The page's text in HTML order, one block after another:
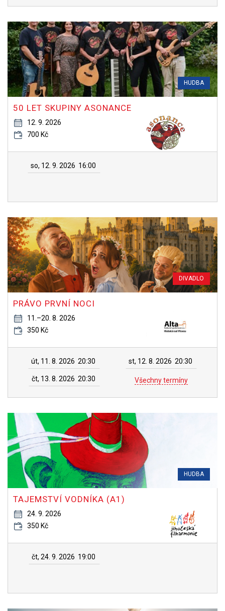
HUDBA
50 LET SKUPINY ASONANCE
12. 9. 2026
700 Kč
so, 12. 9. 2026 16:00
DIVADLO
PRÁVO PRVNÍ NOCI
11.–20. 8. 2026
350 Kč
út, 11. 8. 2026 20:30 st, 12. 8. 2026 20:30
čt, 13. 8. 2026 20:30 Všechny termíny
HUDBA
TAJEMSTVÍ VODNÍKA (A1)
24. 9. 2026
350 Kč
čt, 24. 9. 2026 19:00